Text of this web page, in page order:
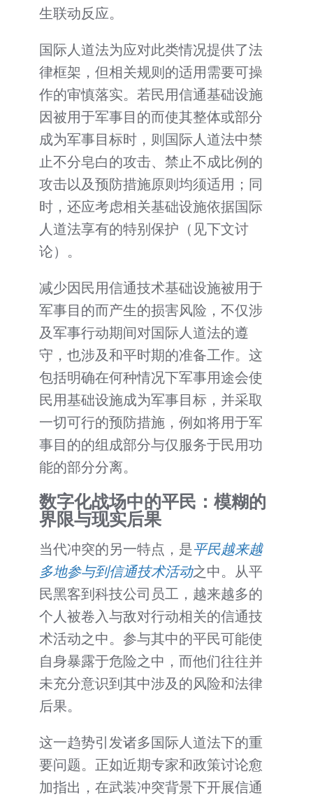
生联动反应。
国际人道法为应对此类情况提供了法
律框架，但相关规则的适用需要可操
作的审慎落实。若民用信通基础设施
因被用于军事目的而使其整体或部分
成为军事目标时，则国际人道法中禁
止不分皂白的攻击、禁止不成比例的
攻击以及预防措施原则均须适用；同
时，还应考虑相关基础设施依据国际
人道法享有的特别保护（见下文讨
论）。
减少因民用信通技术基础设施被用于
军事目的而产生的损害风险，不仅涉
及军事行动期间对国际人道法的遵
守，也涉及和平时期的准备工作。这
包括明确在何种情况下军事用途会使
民用基础设施成为军事目标，并采取
一切可行的预防措施，例如将用于军
事目的的组成部分与仅服务于民用功
能的部分分离。
数字化战场中的平民：模糊的
界限与现实后果
当代冲突的另一特点，是平民越来越
多地参与到信通技术活动之中。从平
民黑客到科技公司员工，越来越多的
个人被卷入与敌对行动相关的信通技
术活动之中。参与其中的平民可能使
自身暴露于危险之中，而他们往往并
未充分意识到其中涉及的风险和法律
后果。
这一趋势引发诸多国际人道法下的重
要问题。正如近期专家和政策讨论愈
加指出，在武装冲突背景下开展信通